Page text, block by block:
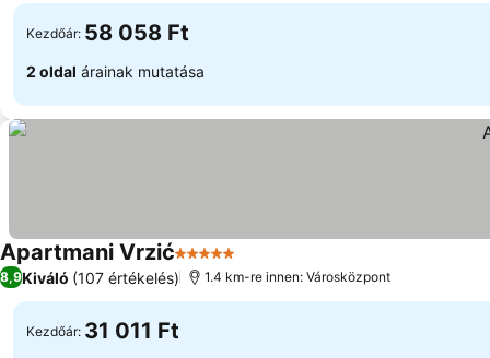
Kezdőár: 58 058 Ft
2 oldal árainak mutatása
Apartmani Vrzić5 Kategória
8,9Kiváló (107 értékelés) 1.4 km-re innen: Városközpont
Kezdőár: 31 011 Ft